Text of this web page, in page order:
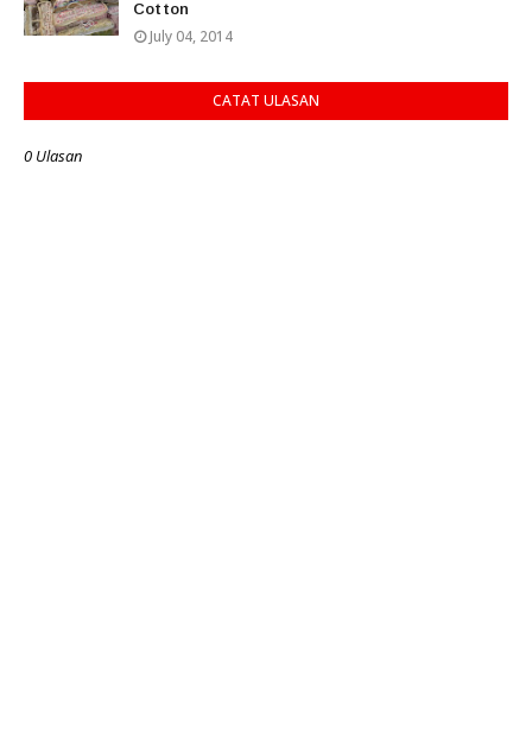
Cotton
July 04, 2014
CATAT ULASAN
0 Ulasan